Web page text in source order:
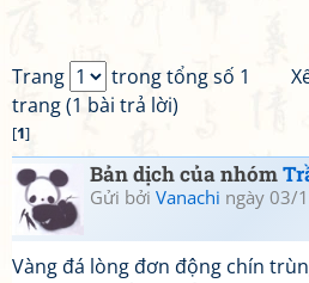
Trang
trong tổng số 1
trang (1 bài trả lời)
[1]
Bản dịch của nhóm
Gửi bởi Vanachi ngày 03/
Vàng đá lòng đơn động chín